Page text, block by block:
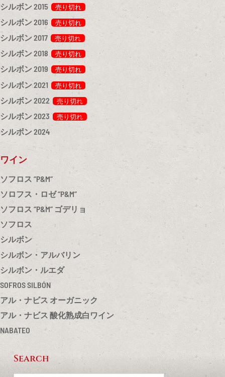
シルボン 2015
シルボン 2016
シルボン 2017
シルボン 2018
シルボン 2019
シルボン 2021
シルボン 2022
シルボン 2023
シルボン 2024
ワイン
ソフロス “P&M”
ソロフス・ロゼ “P&M”
ソフロス “P&M” ゴデリョ
ソフロス
シルボン
シルボン・アルバリン
シルボン・ルエダ
SOFROS SILBÓN
アル・ナビス オーガニック
アル・ナビス 酸化熟成白ワイン
NABATEO
Footer
Search